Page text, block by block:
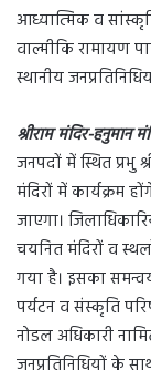
आध्यात्मिक व
वाल्मीकि रामायण
स्थानीय
श्रीराम मंदिर-हनुमान
जनपदों में स्थित प्रभु
मंदिरों में कार्यक्रम
जाएगा।
चयनित मंदिरों व
गया है। इसका
पर्यटन व संस्कृति
नोडल अधिकारी
जनप्रतिनिधियों के